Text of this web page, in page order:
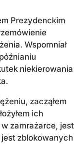
Prezydenckim
Wspomniał
niekierowania
zacząłem
ich
zamrażarce, jest
zblokowanych